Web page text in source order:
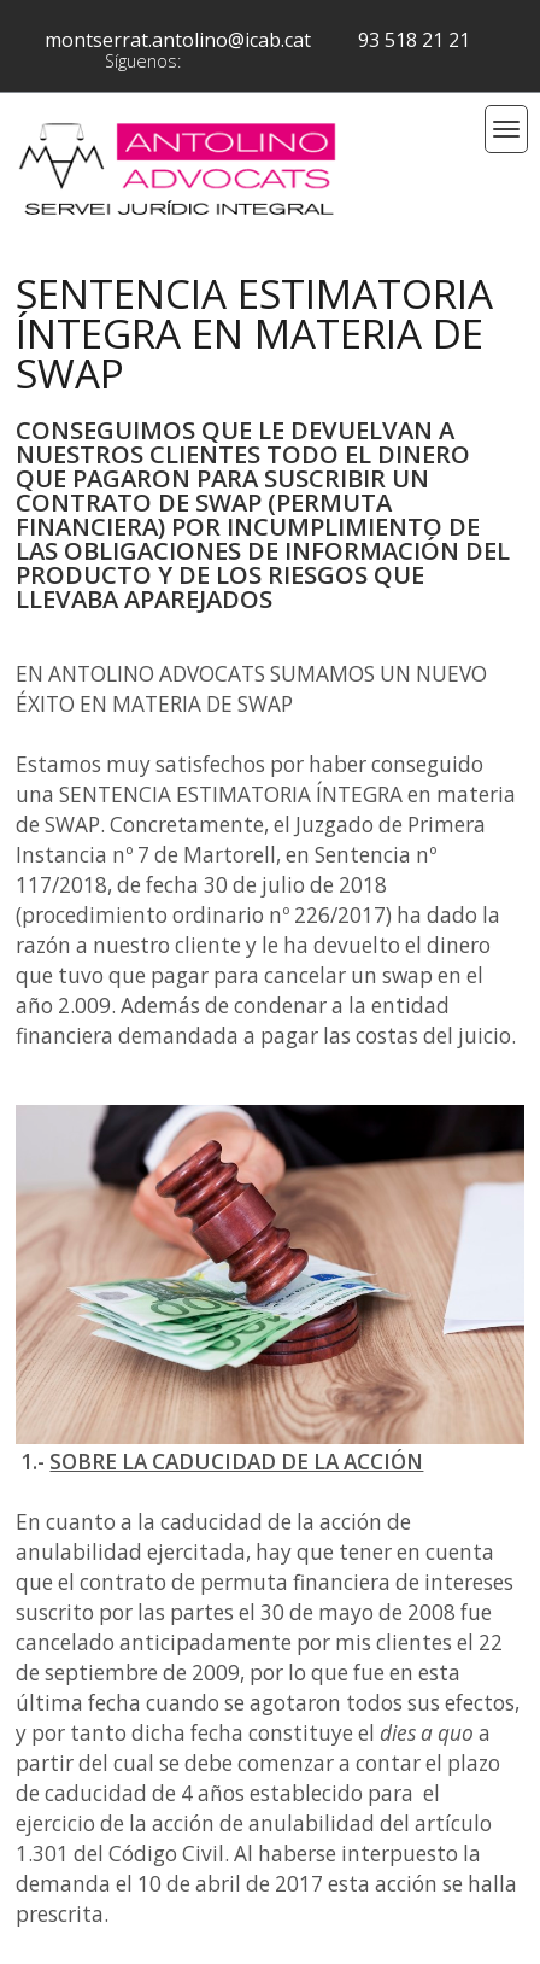
montserrat.antolino@icab.cat 93 518 21 21
Síguenos:
SENTENCIA ESTIMATORIA
ÍNTEGRA EN MATERIA DE
SWAP
CONSEGUIMOS QUE LE DEVUELVAN A
NUESTROS CLIENTES TODO EL DINERO
QUE PAGARON PARA SUSCRIBIR UN
CONTRATO DE SWAP (PERMUTA
FINANCIERA) POR INCUMPLIMIENTO DE
LAS OBLIGACIONES DE INFORMACIÓN DEL
PRODUCTO Y DE LOS RIESGOS QUE
LLEVABA APAREJADOS
EN ANTOLINO ADVOCATS SUMAMOS UN NUEVO
ÉXITO EN MATERIA DE SWAP
Estamos muy satisfechos por haber conseguido
una SENTENCIA ESTIMATORIA ÍNTEGRA en materia
de SWAP. Concretamente, el Juzgado de Primera
Instancia nº 7 de Martorell, en Sentencia nº
117/2018, de fecha 30 de julio de 2018
(procedimiento ordinario nº 226/2017) ha dado la
razón a nuestro cliente y le ha devuelto el dinero
que tuvo que pagar para cancelar un swap en el
año 2.009. Además de condenar a la entidad
financiera demandada a pagar las costas del juicio.
1.- SOBRE LA CADUCIDAD DE LA ACCIÓN
En cuanto a la caducidad de la acción de
anulabilidad ejercitada, hay que tener en cuenta
que el contrato de permuta financiera de intereses
suscrito por las partes el 30 de mayo de 2008 fue
cancelado anticipadamente por mis clientes el 22
de septiembre de 2009, por lo que fue en esta
última fecha cuando se agotaron todos sus efectos,
y por tanto dicha fecha constituye eldies a quo a
partir del cual se debe comenzar a contar el plazo
de caducidad de 4 años establecido para el
ejercicio de la acción de anulabilidad del artículo
1.301 del Código Civil. Al haberse interpuesto la
demanda el 10 de abril de 2017 esta acción se halla
prescrita.